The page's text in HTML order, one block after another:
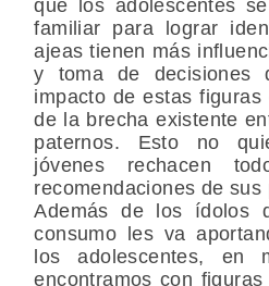
que los adolescentes
familiar para lograr
ajeas tienen más
y toma de decisiones
impacto de estas
de la brecha existente
paternos. Esto no
jóvenes rechacen
recomendaciones de sus
Además de los ídolos
consumo les va
los adolescentes, en
encontramos con